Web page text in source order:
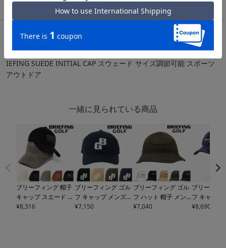
キャップ・サンバイザー
ブリーフィング 帽子 キャップ スエード メンズ BRG243M89 BR
IEFING SUEDE INITIAL CAP スウェード サイズ調節可能 スポーツ
アウトドア
一緒に見られている商品
ブリーフィング 帽子
キャップ スエード メ
ンズBRG243M87 BR
¥8,316
ブリーフィング ゴル
フ キャップ メンズ
イニシャル 帽子
¥7,150
ブリーフィング ゴル
フ ハット 帽子 メン
ズ レディース
¥7,040
ブリーフィ
フ キャップ
ズ モノグラ
¥8,690